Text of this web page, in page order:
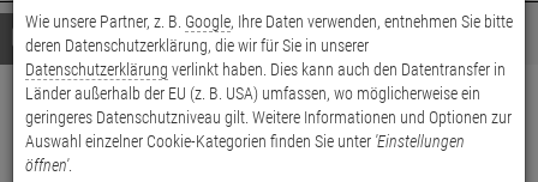
geben
Sie
mindestens
Zeichen
ein,
um
wurde
noch
Kategorien
Suche
gestartet
Details Beratung
AXIS Q3517-LVE IP-Kamera
5MPx T/N IR PoE IP6K9K
Wie unsere Partner, z. B. Google, Ihre Daten verwenden, entnehmen Sie bitte
deren Datenschutzerklärung, die wir für Sie in unserer
Datenschutzerklärung verlinkt haben. Dies kann auch den Datentransfer in
Länder außerhalb der EU (z. B. USA) umfassen, wo möglicherweise ein
geringeres Datenschutzniveau gilt. Weitere Informationen und Optionen zur
Auswahl einzelner Cookie-Kategorien finden Sie unter 'Einstellungen
öffnen'.